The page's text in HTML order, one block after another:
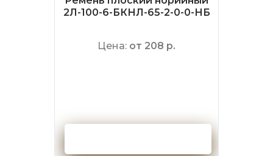
2Л-100-6-БКНЛ-65-2-0-0-НБ
Цена: от 208 р.